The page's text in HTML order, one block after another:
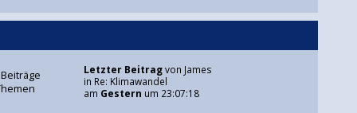
Letzter Beitragvon James
in Re: Klimawandel
am Gestern um 23:07:18